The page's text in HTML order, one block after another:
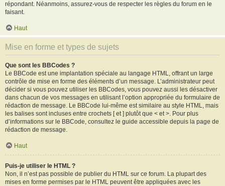
répondant. Néanmoins, assurez-vous de respecter les règles du forum en le
faisant.
Haut
Mise en forme et types de sujets
Que sont les BBCodes ?
Le BBCode est une implantation spéciale au langage HTML, offrant un large
contrôle de mise en forme des éléments d’un message. L’administrateur peut
décider si vous pouvez utiliser les BBCodes, vous pouvez aussi les désactiver
dans chacun de vos messages en utilisant l’option appropriée du formulaire de
rédaction de message. Le BBCode lui-même est similaire au style HTML, mais
les balises sont incluses entre crochets [ et ] plutôt que < et >. Pour plus
d’informations sur le BBCode, consultez le guide accessible depuis la page de
rédaction de message.
Haut
Puis-je utiliser le HTML ?
Non, il n’est pas possible de publier du HTML sur ce forum. La plupart des
mises en forme permises par le HTML peuvent être appliquées avec les